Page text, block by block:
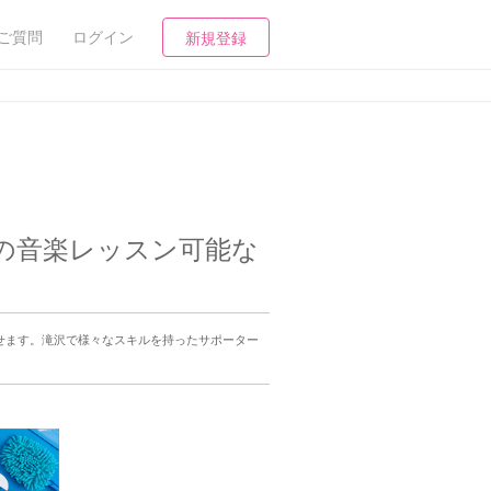
質問 ログイン 新規登録
音楽レッスン可能な
す。滝沢で様々なスキルを持ったサポーター